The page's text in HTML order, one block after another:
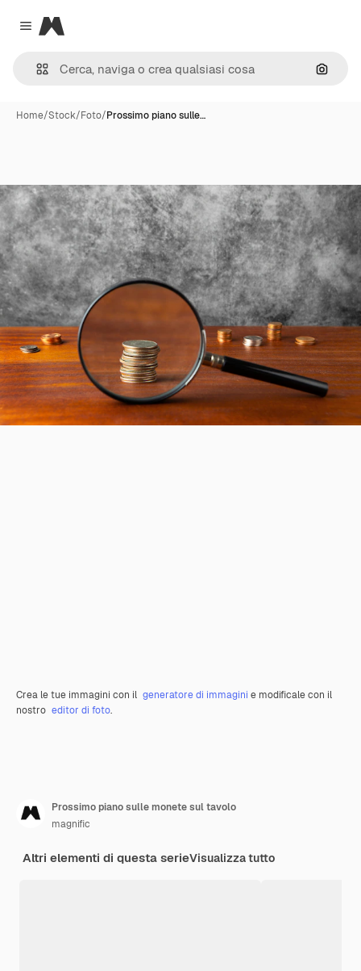
Close menu
Magnific
Cerca
Home/Stock/Foto/Prossimo piano sulle…
Crea le tue immagini con il generatore di immagini e modificale con il
nostro editor di foto.
Prossimo piano sulle monete sul tavolo
magnific
Altri elementi di questa serieVisualizza tutto